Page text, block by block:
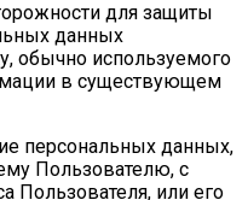
для защиты
данных
обычно используемого
в существующем
персональных данных,
Пользователю, с
Пользователя, или его